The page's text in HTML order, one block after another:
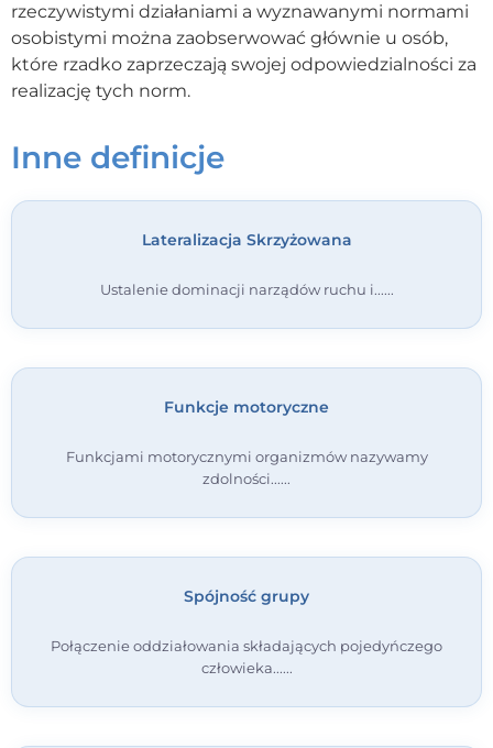
rzeczywistymi działaniami a wyznawanymi normami
osobistymi można zaobserwować głównie u osób,
które rzadko zaprzeczają swojej odpowiedzialności za
realizację tych norm.
Inne definicje
Lateralizacja Skrzyżowana
Ustalenie dominacji narządów ruchu i...
Funkcje motoryczne
Funkcjami motorycznymi organizmów nazywamy
zdolności...
Spójność grupy
Połączenie oddziałowania składających pojedyńczego
człowieka...